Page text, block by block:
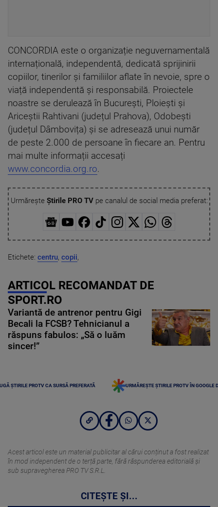
CONCORDIA este o organizație neguvernamentală
internațională, independentă, dedicată sprijinirii
copiilor, tinerilor și familiilor aflate în nevoie, spre o
viață independentă și responsabilă. Proiectele
noastre se derulează în București, Ploiești și
Ariceștii Rahtivani (județul Prahova), Odobești
(județul Dâmbovița) și se adresează unui număr
de peste 2.000 de persoane în fiecare an. Pentru
mai multe informații accesați
www.concordia.org.ro.
Urmărește Știrile PRO TVpe canalul de social media preferat:
Etichete: centru, copii,
ARTICOL RECOMANDAT DE
SPORT.RO
Variantă de antrenor pentru Gigi
Becali la FCSB? Tehnicianul a
răspuns fabulos: „Să o luăm
sincer!”
ȘTIRILE PROTV CA SURSĂ PREFERATĂ URMĂREȘTE ȘTIRILE PROTV ÎN GOOGLE
Acest articol este un material publicitar al cărui conținut a fost realizat
în mod independent de o terță parte, fără răspunderea editorială şi
sub supravegherea PRO TV S.R.L.
CITEȘTE ȘI...